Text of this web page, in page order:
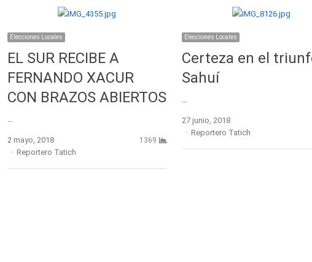
Elecciones Locales
EL SUR RECIBE A
FERNANDO XACUR
CON BRAZOS ABIERTOS
2 mayo, 2018
Author
Reportero Tatich
1369
Elecciones Locales
Certeza en el
Sahuí
27 junio, 2018
Author
Reportero Tatich